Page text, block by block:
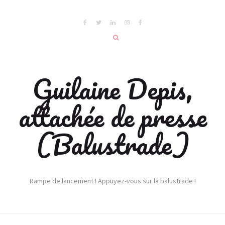
Guilaine Depis,
attachée de presse
(Balustrade)
Rampe de lancement ! Appuyez-vous sur la balustrade !